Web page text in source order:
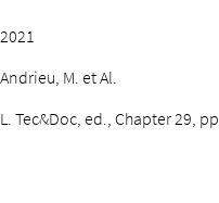
2021
Andrieu, M. et Al.
L. Tec&Doc, ed., Chapter 29,